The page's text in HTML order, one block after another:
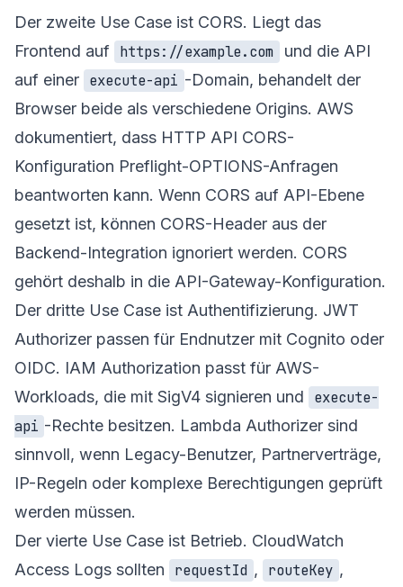
Der zweite Use Case ist CORS. Liegt das
Frontend auf https://example.com
und die API
auf einer execute-api -Domain, behandelt der
Browser beide als verschiedene Origins. AWS
dokumentiert, dass HTTP API CORS-
Konfiguration Preflight-OPTIONS-Anfragen
beantworten kann. Wenn CORS auf API-Ebene
gesetzt ist, können CORS-Header aus der
Backend-Integration ignoriert werden. CORS
gehört deshalb in die API-Gateway-Konfiguration.
Der dritte Use Case ist Authentifizierung. JWT
Authorizer passen für Endnutzer mit Cognito oder
OIDC. IAM Authorization passt für AWS-
Workloads, die mit SigV4 signieren und
execute-
api -Rechte besitzen. Lambda Authorizer sind
sinnvoll, wenn Legacy-Benutzer, Partnerverträge,
IP-Regeln oder komplexe Berechtigungen geprüft
werden müssen.
Der vierte Use Case ist Betrieb. CloudWatch
Access Logs sollten
requestId , routeKey ,